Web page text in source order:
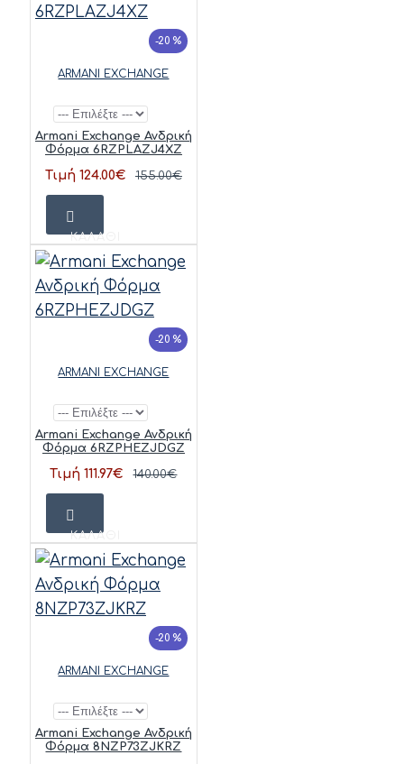
-20 %
ARMANI EXCHANGE
Armani Exchange Ανδρική
Φόρμα 6RZPLAZJ4XZ
Τιμή 124.00€ 155.00€
ΚΑΛΆΘΙ
-20 %
ARMANI EXCHANGE
Armani Exchange Ανδρική
Φόρμα 6RZPHEZJDGZ
Τιμή 111.97€ 140.00€
ΚΑΛΆΘΙ
-20 %
ARMANI EXCHANGE
Armani Exchange Ανδρική
Φόρμα 8NZP73ZJKRZ